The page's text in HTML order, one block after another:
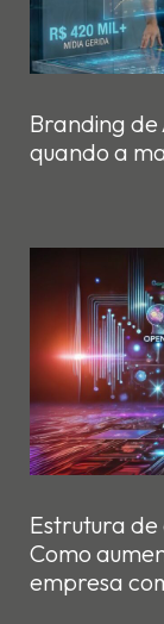
Branding
quando a
Estrutura
Como
empresa